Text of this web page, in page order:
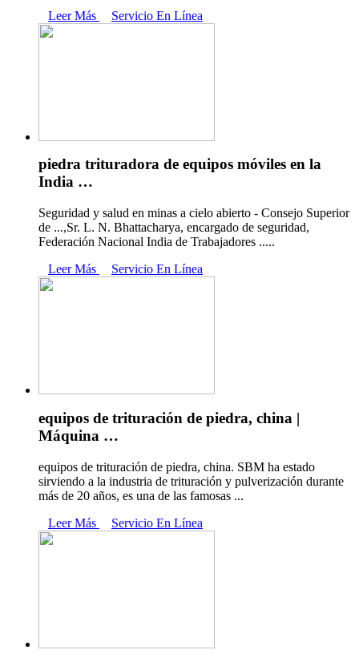
Leer Más
Servicio En Línea
piedra trituradora de equipos móviles en la
India …
Seguridad y salud en minas a cielo abierto - Consejo Superior
de ...,Sr. L. N. Bhattacharya, encargado de seguridad,
Federación Nacional India de Trabajadores .....
Leer Más
Servicio En Línea
equipos de trituración de piedra, china |
Máquina …
equipos de trituración de piedra, china. SBM ha estado
sirviendo a la industria de trituración y pulverización durante
más de 20 años, es una de las famosas ...
Leer Más
Servicio En Línea